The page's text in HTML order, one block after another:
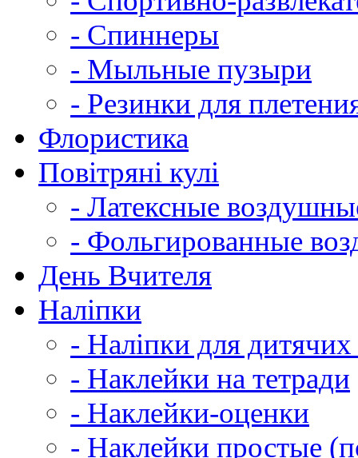
- Спиннеры
- Мыльные пузыри
- Резинки для
Флористика
Повітряні кулі
- Латексные
- Фольгированные
День Вчителя
Наліпки
- Наліпки для
- Наклейки на тетради
- Наклейки-оценки
- Наклейки простые